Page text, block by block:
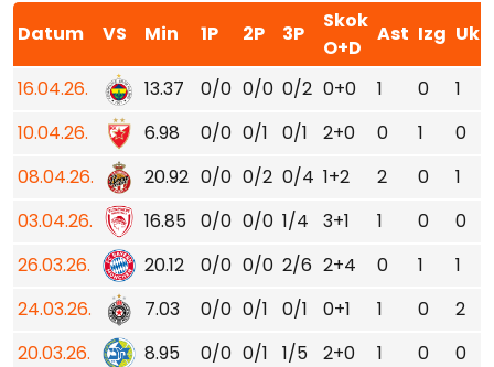
Datum VS Min 1P 2P 3P
Skok
O+D
Ast Izg Ukr
16.04.26. 13.37 0/0 0/0 0/2 0+0 1 0
1
10.04.26.
6.98 0/0 0/1 0/1 2+0 0 1
0
08.04.26.
20.92 0/0 0/2 0/4 1+2 2 0
1
03.04.26.
16.85 0/0 0/0 1/4 3+1 1 0
0
26.03.26.
20.12 0/0 0/0 2/6 2+4 0 1
1
24.03.26.
7.03 0/0 0/1 0/1 0+1 1 0
2
20.03.26.
8.95 0/0 0/1 1/5 2+0 1 0
0